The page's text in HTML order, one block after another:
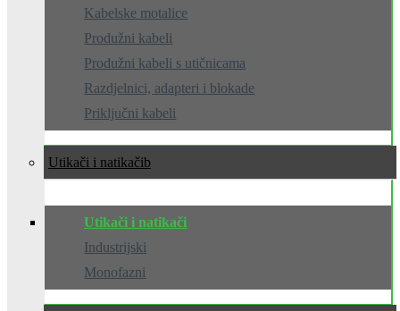
Kabelske motalice
Produžni kabeli
Produžni kabeli s utičnicama
Razdjelnici, adapteri i blokade
Priključni kabeli
Utikači i natikači
Utikači i natikači
Industrijski
Monofazni